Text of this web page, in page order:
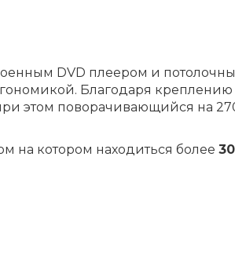
DVD плеером и
Благодаря
этом поворачивающийся на
на котором находиться более